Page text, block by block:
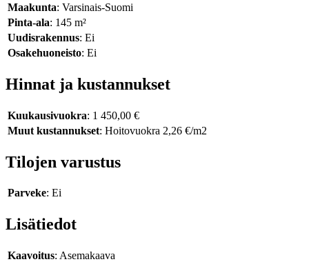
Maakunta: Varsinais-Suomi
Pinta-ala: 145 m²
Uudisrakennus: Ei
Osakehuoneisto: Ei
Hinnat ja kustannukset
Kuukausivuokra: 1 450,00 €
Muut kustannukset: Hoitovuokra 2,26 €/m2
Tilojen varustus
Parveke: Ei
Lisätiedot
Kaavoitus: Asemakaava